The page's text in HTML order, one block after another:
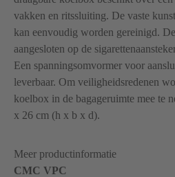
vakken en ritssluiting. De vaste
kan eenvoudig worden gereinigd.
aangesloten op de
Een spanningsomvormer voor
leverbaar. Om veiligheidsredenen
koelbox in de bagageruimte mee te
x 26 cm (h x b x d).
Meer productinformatie
CMC VPC